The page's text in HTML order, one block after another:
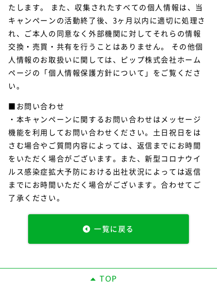
たします。 また、収集されたすべての個人情報は、当
キャンペーンの活動終了後、3ヶ月以内に適切に処理さ
れ、ご本人の同意なく外部機関に対してそれらの情報
交換・売買・共有を行うことはありません。 その他個
人情報のお取扱いに関しては、ピップ株式会社ホーム
ページの「個人情報保護方針について」をご覧くださ
い。
■お問い合わせ
・本キャンペーンに関するお問い合わせはメッセージ
機能を利用してお問い合わせください。土日祝日をは
さむ場合やご質問内容によっては、返信までにお時間
をいただく場合がございます。また、新型コロナウイ
ルス感染症拡大予防における出社状況によっては返信
までにお時間いただく場合がございます。合わせてご
了承ください。
一覧に戻る
TOP